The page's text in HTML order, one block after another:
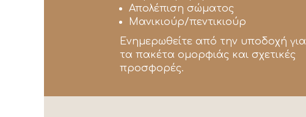
Απολέπιση σώματος
Μανικιούρ/πεντικιούρ
Ενημερωθείτε από την υποδοχή για
τα πακέτα ομορφιάς και σχετικές
προσφορές.